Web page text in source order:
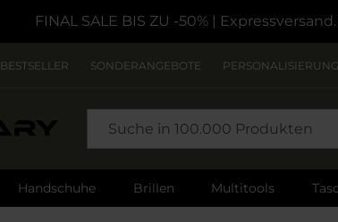
FINAL SALE BIS ZU -50% |
BESTSELLER SONDERANGEBOTE PERSONALISIERUNG
Handschuhe Brillen Multitools